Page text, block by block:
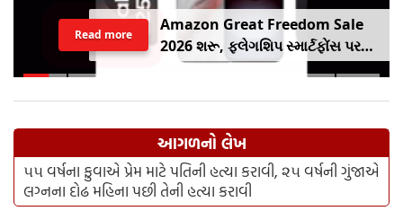
Amazon Great Freedom Sale
2026 શરૂ, ફ્લેગશિપ સ્માર્ટફોંસ પર
બંપર ડિસ્કાઉંટ, ચેક કરો ઓફર
Read more
આગળનો લેખ
૫૫ વર્ષના ફુવાએ પ્રેમ માટે પતિની હત્યા કરાવી, ૨૫ વર્ષની ગુંજાએ
લગ્નના દોઢ મહિના પછી તેની હત્યા કરાવી